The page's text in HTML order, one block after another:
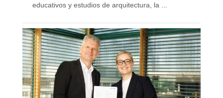
educativos y estudios de arquitectura, la ...